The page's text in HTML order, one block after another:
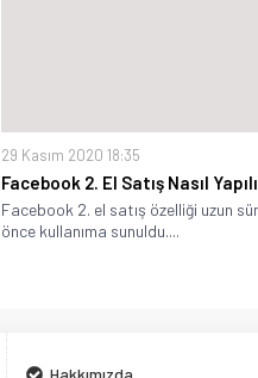
29 Kasım 2020 18:35
Facebook 2. El Satış Nasıl
Facebook 2. el satış özelliği uzun
önce kullanıma sunuldu....
Hakkımızda